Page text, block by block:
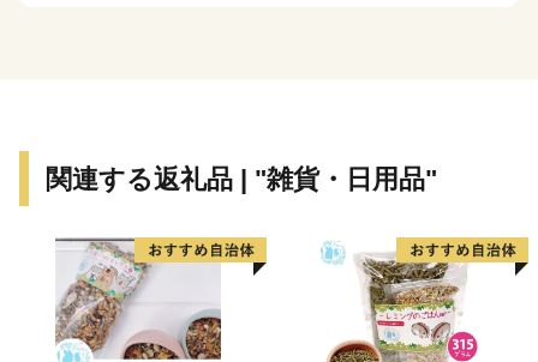
す。
なりましたが、
当時の尼崎城西三の丸エリアにあたる尼崎城址公園内に
本丸の一部である
天守が整備されることとなり、
関連する返礼品 | "雑貨・日用品"